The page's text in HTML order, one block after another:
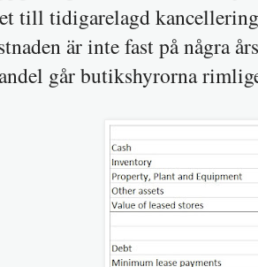
till tidigarelagd
är inte fast på några
går butikshyrorna